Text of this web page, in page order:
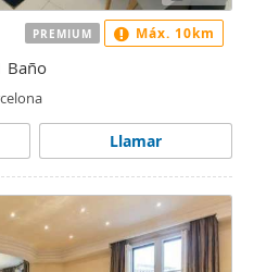
Baño
Llamar
PREMIUM Máx. 10km